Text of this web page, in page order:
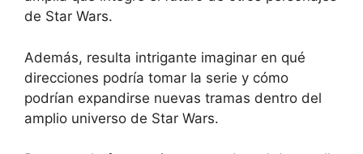
de Star Wars.
Además, resulta intrigante imaginar en qué
direcciones podría tomar la serie y cómo
podrían expandirse nuevas tramas dentro del
amplio universo de Star Wars.